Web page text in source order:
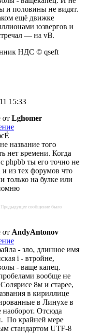
и половины не видят.
ещё движке
юзвергов и
— на vB.
НДС © qseft
15:33
от Lghomer
название того
нет времени. Когда
phpbb ты его точно не
из тех форумов что
только на булке или
сообщение было
от AndyAntonov
- зло, длинное имя
і - втройне,
- ваще капец.
вообще не
8м и старее,
в кириллице
в Линухе в
Отсюда
По крайней мере
стандартом UTF-8